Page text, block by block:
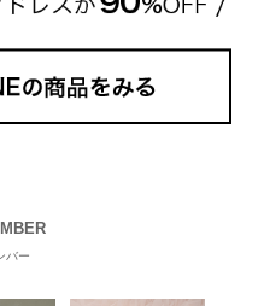
バー